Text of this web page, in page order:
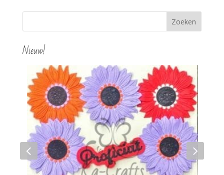
Nieuw!